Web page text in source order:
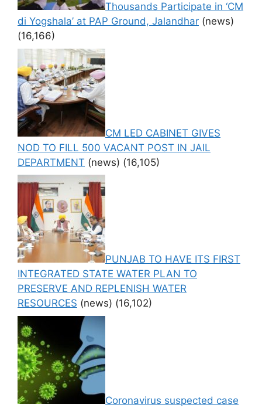
Thousands Participate in ‘CM
di Yogshala’ at PAP Ground, Jalandhar (news)
(16,166)
CM LED CABINET GIVES
NOD TO FILL 500 VACANT POST IN JAIL
DEPARTMENT (news) (16,105)
PUNJAB TO HAVE ITS FIRST
INTEGRATED STATE WATER PLAN TO
PRESERVE AND REPLENISH WATER
RESOURCES (news) (16,102)
Coronavirus suspected case